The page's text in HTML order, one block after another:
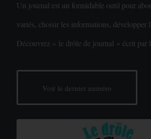
Un journal est un formidable outil pour
variés, choisir les informations, développer
Découvrez « le drôle de journal » écrit par
Voir le dernier numéro